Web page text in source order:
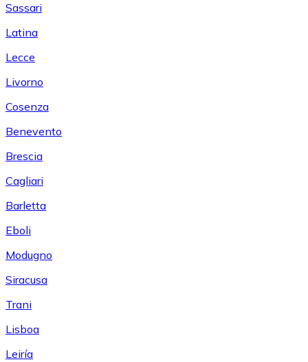
Sassari
Latina
Lecce
Livorno
Cosenza
Benevento
Brescia
Cagliari
Barletta
Eboli
Modugno
Siracusa
Trani
Lisboa
Leiría